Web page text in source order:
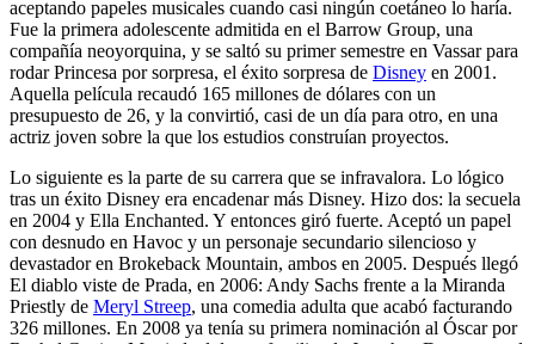
aceptando papeles musicales cuando casi ningún coetáneo lo haría.
Fue la primera adolescente admitida en el Barrow Group, una
compañía neoyorquina, y se saltó su primer semestre en Vassar para
rodar Princesa por sorpresa, el éxito sorpresa de Disney en 2001.
Aquella película recaudó 165 millones de dólares con un
presupuesto de 26, y la convirtió, casi de un día para otro, en una
actriz joven sobre la que los estudios construían proyectos.
Lo siguiente es la parte de su carrera que se infravalora. Lo lógico
tras un éxito Disney era encadenar más Disney. Hizo dos: la secuela
en 2004 y Ella Enchanted. Y entonces giró fuerte. Aceptó un papel
con desnudo en Havoc y un personaje secundario silencioso y
devastador en Brokeback Mountain, ambos en 2005. Después llegó
El diablo viste de Prada, en 2006: Andy Sachs frente a la Miranda
Priestly de Meryl Streep, una comedia adulta que acabó facturando
326 millones. En 2008 ya tenía su primera nominación al Óscar por